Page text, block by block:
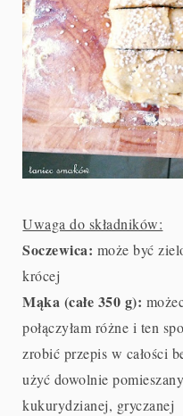
Uwaga do składników:
Soczewica: może być
krócej
Mąka (całe 350 g):
połączyłam różne i ten
zrobić przepis w całości
użyć dowolnie
kukurydzianej, gryczanej